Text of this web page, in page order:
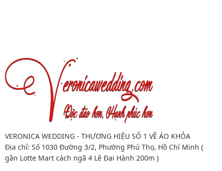
VERONICA WEDDING - THƯƠNG HIỆU SỐ 1 VỀ ÁO KHỎA
Địa chỉ: Số 1030 Đường 3/2, Phường Phú Thọ, Hồ Chí Minh (
gần Lotte Mart cách ngã 4 Lê Đại Hành 200m )